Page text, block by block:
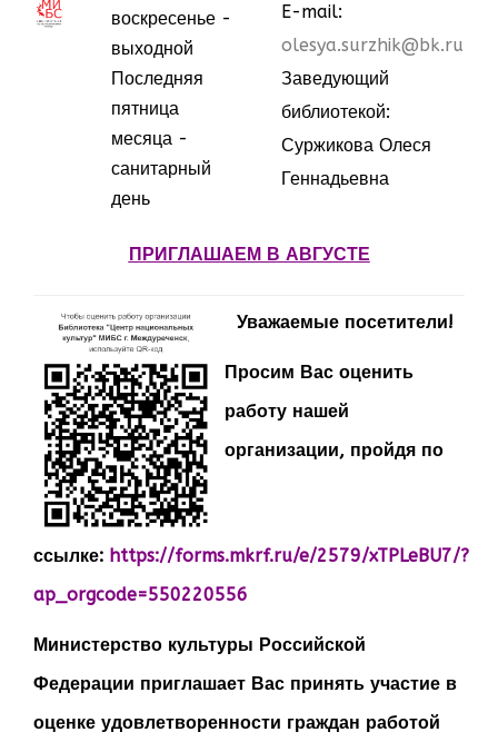
воскресенье -
выходной
Последняя
пятница
месяца -
санитарный
день
E-mail:
olesya.surzhik@bk.ru
Заведующий
библиотекой:
Суржикова Олеся
Геннадьевна
ПРИГЛАШАЕМ В АВГУСТЕ
Уважаемые посетители!
Просим Вас оценить
работу нашей
организации, пройдя по
ссылке: https://forms.mkrf.ru/e/2579/xTPLeBU7/?
ap_orgcode=550220556
Министерство культуры Российской
Федерации приглашает Вас принять участие в
оценке удовлетворенности граждан работой